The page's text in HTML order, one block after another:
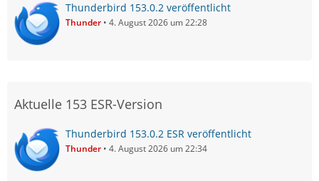
Thunderbird 153.0.2 veröffentlicht
Thunder 4. August 2026 um 22:28
Aktuelle 153 ESR-Version
Thunderbird 153.0.2 ESR veröffentlicht
Thunder 4. August 2026 um 22:34